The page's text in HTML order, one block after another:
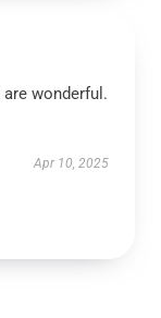
wonderful.
Apr 10, 2025